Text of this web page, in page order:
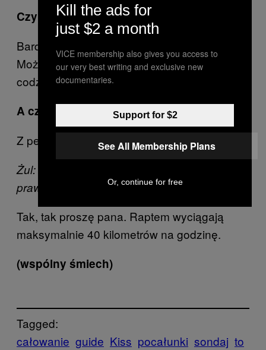
Czy pies się lubi całować?
Bardzo. Czasami nawet bardziej ode mnie.
Można powiedzieć, że budzi mnie tym
codziennie.
A czy ty lubisz się całować?
Z pewnością nie mniej niż pies (śmiech).
Żul: One biegają jak konie wyścigowe,
prawda?
Tak, tak proszę pana. Raptem wyciągają
maksymalnie 40 kilometrów na godzinę.
(wspólny śmiech)
Tagged:
całowanie guide Kiss pocałunki sondaj to
Kill the ads for
just $2 a month
VICE membership also gives you access to
our very best writing and exclusive new
documentaries.
Support for $2
See All Membership Plans
Or, continue for free